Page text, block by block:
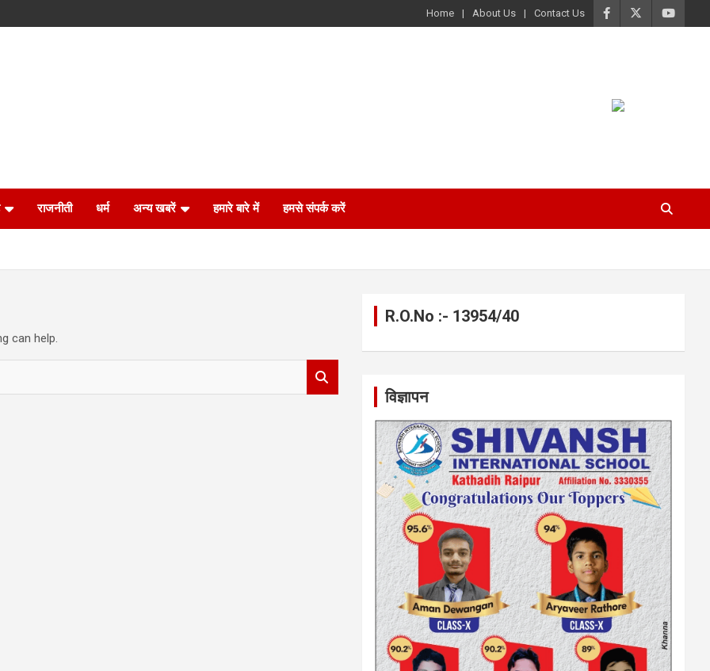
Home About Us Contact Us
राजनीती धर्म अन्य खबरें हमारे बारे में हमसे संपर्क करें
can help.
R.O.No :- 13954/40
विज्ञापन